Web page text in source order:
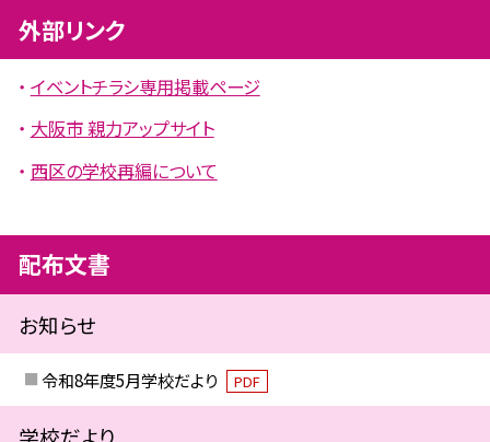
外部リンク
イベントチラシ専用掲載ページ
大阪市 親力アップサイト
西区の学校再編について
配布文書
お知らせ
令和8年度5月学校だより PDF
学校だより